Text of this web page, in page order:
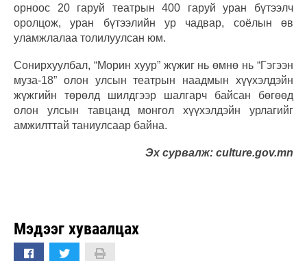
орноос 20 гаруй театрын 400 гаруй уран бүтээлч
оролцож, уран бүтээлийн ур чадвар, соёлын өв
уламжлалаа толилуулсан юм.
Сонирхуулбал, “Морин хуур” жүжиг нь өмнө нь “Гэгээн
муза-18” олон улсын театрын наадмын хүүхэлдэйн
жүжгийн төрөлд шилдгээр шалгарч байсан бөгөөд
олон улсын тавцанд монгол хүүхэлдэйн урлагийг
амжилттай таниулсаар байна.
Эх сурвалж: culture.gov.mn
Мэдээг хуваалцах